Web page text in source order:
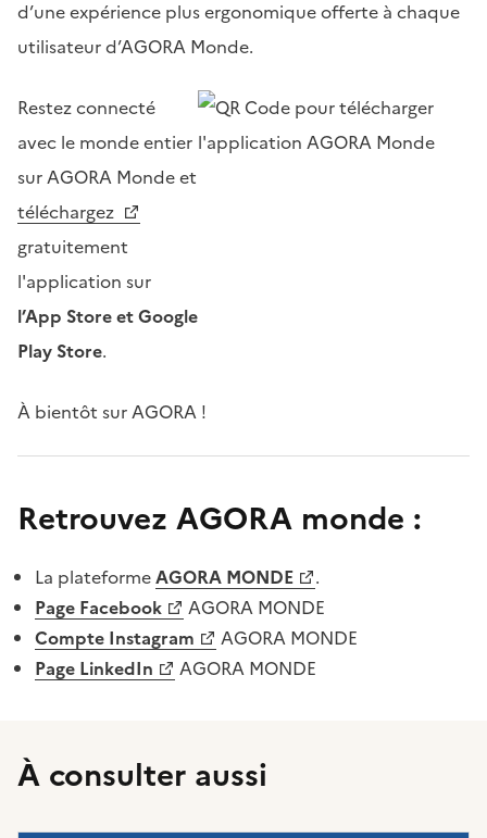
d’une expérience plus ergonomique offerte à chaque
utilisateur d’AGORA Monde.
Restez connecté
avec le monde entier
sur AGORA Monde et
téléchargez
gratuitement
l'application sur
l’App Store et Google
Play Store.
À bientôt sur AGORA !
Titre
bloc
Retrouvez AGORA monde :
Informations
La plateformeAGORA MONDE
.
Page Facebook
AGORA MONDE
Compte Instagram
AGORA MONDE
Page LinkedIn
AGORA MONDE
À consulter aussi